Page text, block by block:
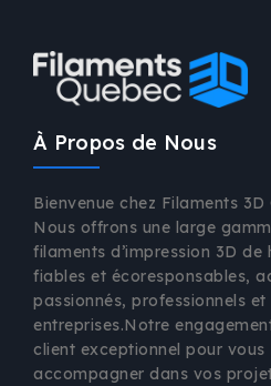
À Propos de Nous
Bienvenue chez Filaments 3D
Nous offrons une large
filaments d’impression 3D de
fiables et écoresponsables,
passionnés, professionnels et
entreprises.Notre
client exceptionnel pour vous
accompagner dans vos